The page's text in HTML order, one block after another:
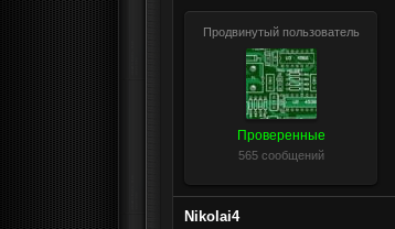
Продвинутый пользователь
Проверенные
565 сообщений
Nikolai4